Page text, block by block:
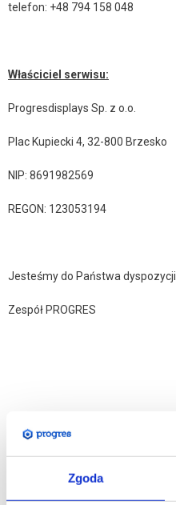
Zgoda
telefon: +48 794 158 048
Właściciel serwisu:
Progresdisplays Sp. z o.o.
Plac Kupiecki 4, 32-800 Brzesko
NIP: 8691982569
REGON: 123053194
Jesteśmy do Państwa dyspozycji.
Zespół PROGRES